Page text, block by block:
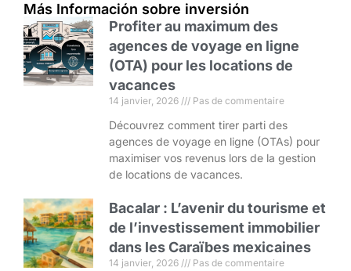
Más Información sobre inversión
Profiter au maximum des
agences de voyage en ligne
(OTA) pour les locations de
vacances
14 janvier, 2026 Pas de commentaire
Découvrez comment tirer parti des
agences de voyage en ligne (OTAs) pour
maximiser vos revenus lors de la gestion
de locations de vacances.
Bacalar : L’avenir du tourisme et
de l’investissement immobilier
dans les Caraïbes mexicaines
14 janvier, 2026 Pas de commentaire